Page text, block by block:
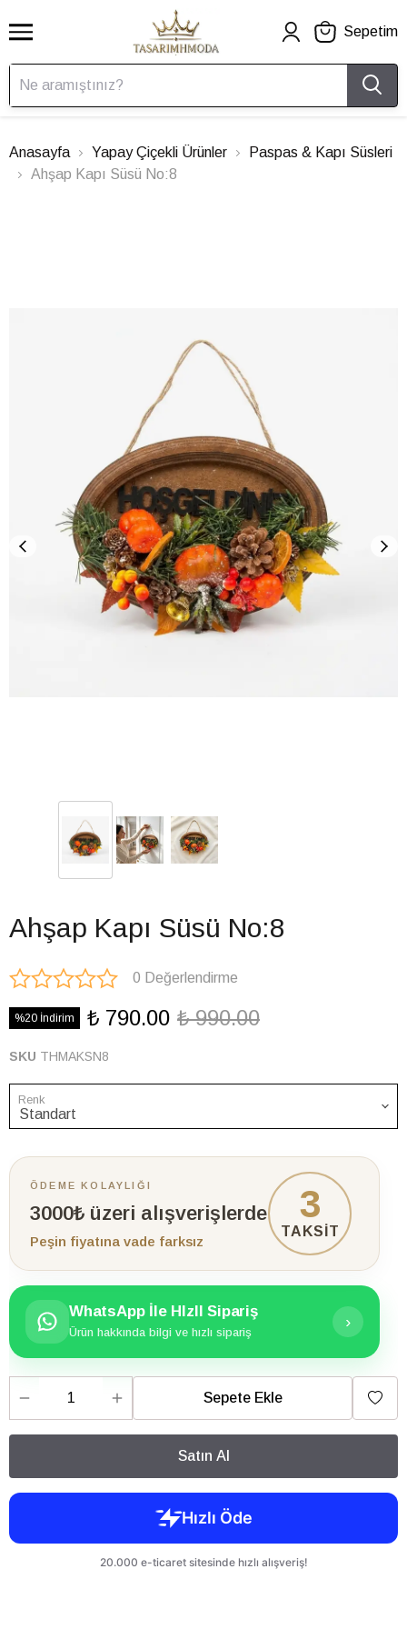
Sepetim
Anasayfa Yapay Çiçekli Ürünler
Paspas & Kapı Süsleri
Ahşap Kapı Süsü No:8
Ahşap Kapı Süsü No:8
0 Değerlendirme
%20 İndirim ₺ 790.00 ₺ 990.00
SKU THMAKSN8
Renk
ÖDEME KOLAYLIĞI
3000₺ üzeri alışverişlerde
Peşin fiyatına vade farksız
3
TAKSİT
WhatsApp İle HIzlI Sipariş
Ürün hakkında bilgi ve hızlı sipariş
›
Sepete Ekle
Satın Al